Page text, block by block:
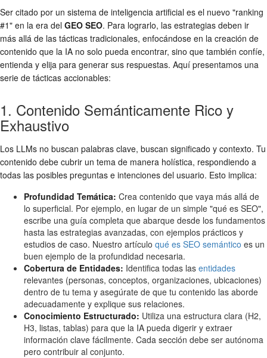
Ser citado por un sistema de inteligencia artificial es el nuevo "ranking
#1" en la era del GEO SEO. Para lograrlo, las estrategias deben ir
más allá de las tácticas tradicionales, enfocándose en la creación de
contenido que la IA no solo pueda encontrar, sino que también confíe,
entienda y elija para generar sus respuestas. Aquí presentamos una
serie de tácticas accionables:
1. Contenido Semánticamente Rico y
Exhaustivo
Los LLMs no buscan palabras clave, buscan significado y contexto. Tu
contenido debe cubrir un tema de manera holística, respondiendo a
todas las posibles preguntas e intenciones del usuario. Esto implica:
Profundidad Temática: Crea contenido que vaya más allá de
lo superficial. Por ejemplo, en lugar de un simple "qué es SEO",
escribe una guía completa que abarque desde los fundamentos
hasta las estrategias avanzadas, con ejemplos prácticos y
estudios de caso. Nuestro artículo qué es SEO semántico es un
buen ejemplo de la profundidad necesaria.
Cobertura de Entidades: Identifica todas las entidades
relevantes (personas, conceptos, organizaciones, ubicaciones)
dentro de tu tema y asegúrate de que tu contenido las aborde
adecuadamente y explique sus relaciones.
Conocimiento Estructurado: Utiliza una estructura clara (H2,
H3, listas, tablas) para que la IA pueda digerir y extraer
información clave fácilmente. Cada sección debe ser autónoma
pero contribuir al conjunto.